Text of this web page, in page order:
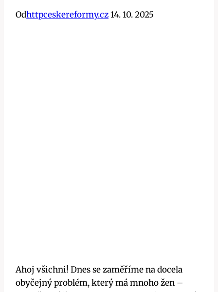
Odhttpceskereformy.cz14. 10. 2025
Ahoj všichni! Dnes ⁤se zaměříme na docela
obyčejný problém, který má⁤ mnoho žen –